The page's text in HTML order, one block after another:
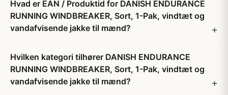
Hvad er EAN / Produktid for DANISH ENDURANCE
RUNNING WINDBREAKER, Sort, 1-Pak, vindtæt og
vandafvisende jakke til mænd?
Hvilken kategori tilhører DANISH ENDURANCE
RUNNING WINDBREAKER, Sort, 1-Pak, vindtæt og
vandafvisende jakke til mænd?